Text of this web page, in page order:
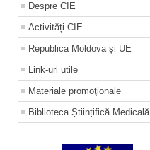
Despre CIE
Activități CIE
Republica Moldova și UE
Link-uri utile
Materiale promoţionale
Biblioteca Științifică Medicală